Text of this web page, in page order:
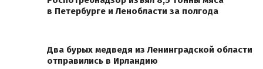
в Петербурге и Ленобласти за полгода
Два бурых медведя из Ленинградской области
отправились в Ирландию